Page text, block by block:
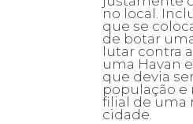
no local.
que se
de botar
lutar contra
uma Havan
que devia
população e
filial de uma
cidade.